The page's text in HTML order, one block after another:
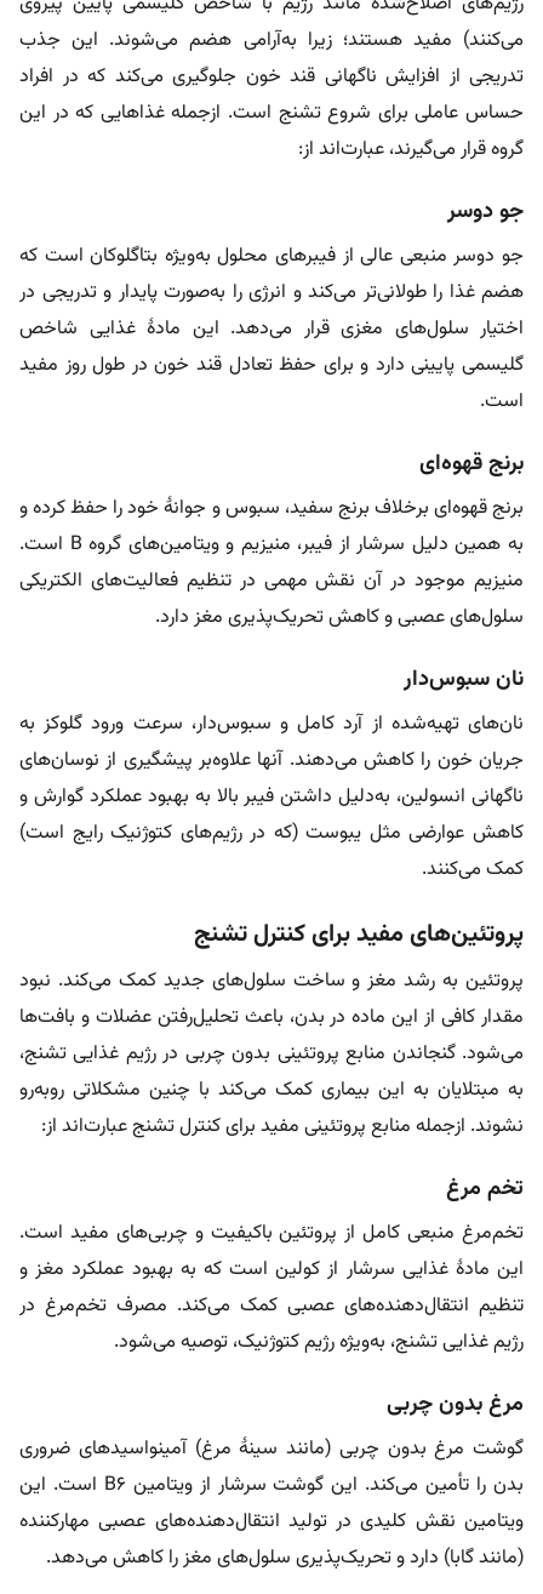
می‌کنند) مفید هستند؛ زیرا به‌آرامی هضم می‌شوند. این جذب
تدریجی از افزایش ناگهانی قند خون جلوگیری می‌کند که در افراد
حساس عاملی برای شروع تشنج است. ازجمله غذاهایی که در این
گروه قرار می‌گیرند، عبارت‌اند از:
جو دوسر
جو دوسر منبعی عالی از فیبرهای محلول به‌ویژه بتاگلوکان است که
هضم غذا را طولانی‌تر می‌کند و انرژی را به‌صورت پایدار و تدریجی در
اختیار سلول‌های مغزی قرار می‌دهد. این مادۀ غذایی شاخص
گلیسمی پایینی دارد و برای حفظ تعادل قند خون در طول روز مفید
است.
برنج قهوه‌ای
برنج قهوه‌ای برخلاف برنج سفید، سبوس و جوانۀ خود را حفظ کرده و
به همین دلیل سرشار از فیبر، منیزیم و ویتامین‌های گروه B است.
منیزیم موجود در آن نقش مهمی در تنظیم فعالیت‌های الکتریکی
سلول‌های عصبی و کاهش تحریک‌پذیری مغز دارد.
نان سبوس‌دار
نان‌های تهیه‌شده از آرد کامل و سبوس‌دار، سرعت ورود گلوکز به
جریان خون را کاهش می‌دهند. آنها علاوه‌بر پیشگیری از نوسان‌های
ناگهانی انسولین، به‌دلیل داشتن فیبر بالا به بهبود عملکرد گوارش و
کاهش عوارضی مثل یبوست (که در رژیم‌های کتوژنیک رایج است)
کمک می‌کنند.
پروتئین‌های مفید برای کنترل تشنج
پروتئین به رشد مغز و ساخت سلول‌های جدید کمک می‌کند. نبود
مقدار کافی از این ماده در بدن، باعث تحلیل‌رفتن عضلات و بافت‌ها
می‌شود. گنجاندن منابع پروتئینی بدون چربی در رژیم غذایی تشنج،
به مبتلایان به این بیماری کمک می‌کند با چنین مشکلاتی روبه‌رو
نشوند. ازجمله منابع پروتئینی مفید برای کنترل تشنج عبارت‌اند از:
تخم مرغ
تخم‌مرغ منبعی کامل از پروتئین باکیفیت و چربی‌های مفید است.
این مادۀ غذایی سرشار از کولین است که به بهبود عملکرد مغز و
تنظیم انتقال‌دهنده‌های عصبی کمک می‌کند. مصرف تخم‌مرغ در
رژیم غذایی تشنج، به‌ویژه رژیم کتوژنیک، توصیه می‌شود.
مرغ بدون چربی
گوشت مرغ بدون چربی (مانند سینۀ مرغ) آمینواسیدهای ضروری
بدن را تأمین می‌کند. این گوشت سرشار از ویتامین B6 است. این
ویتامین نقش کلیدی در تولید انتقال‌دهنده‌های عصبی مهارکننده
(مانند گابا) دارد و تحریک‌پذیری سلول‌های مغز را کاهش می‌دهد.